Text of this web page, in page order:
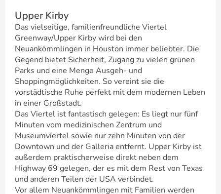
Upper Kirby
Das vielseitige, familienfreundliche Viertel
Greenway/Upper Kirby wird bei den
Neuankömmlingen in Houston immer beliebter. Die
Gegend bietet Sicherheit, Zugang zu vielen grünen
Parks und eine Menge Ausgeh- und
Shoppingmöglichkeiten. So vereint sie die
vorstädtische Ruhe perfekt mit dem modernen Leben
in einer Großstadt.
Das Viertel ist fantastisch gelegen: Es liegt nur fünf
Minuten vom medizinischen Zentrum und
Museumviertel sowie nur zehn Minuten von der
Downtown und der Galleria entfernt. Upper Kirby ist
außerdem praktischerweise direkt neben dem
Highway 69 gelegen, der es mit dem Rest von Texas
und anderen Teilen der USA verbindet.
Vor allem Neuankömmlingen mit Familien werden